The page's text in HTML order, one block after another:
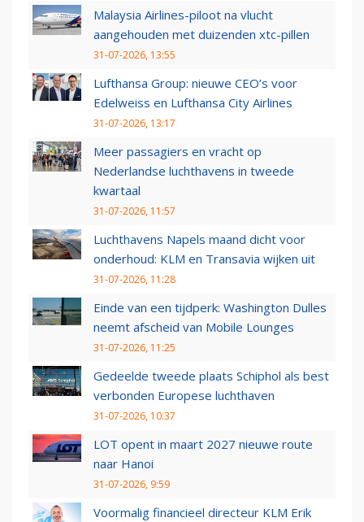
Malaysia Airlines-piloot na vlucht
aangehouden met duizenden xtc-pillen
31-07-2026, 13:55
Lufthansa Group: nieuwe CEO’s voor
Edelweiss en Lufthansa City Airlines
31-07-2026, 13:17
Meer passagiers en vracht op
Nederlandse luchthavens in tweede
kwartaal
31-07-2026, 11:57
Luchthavens Napels maand dicht voor
onderhoud: KLM en Transavia wijken uit
31-07-2026, 11:28
Einde van een tijdperk: Washington Dulles
neemt afscheid van Mobile Lounges
31-07-2026, 11:25
Gedeelde tweede plaats Schiphol als best
verbonden Europese luchthaven
31-07-2026, 10:37
LOT opent in maart 2027 nieuwe route
naar Hanoi
31-07-2026, 9:59
Voormalig financieel directeur KLM Erik